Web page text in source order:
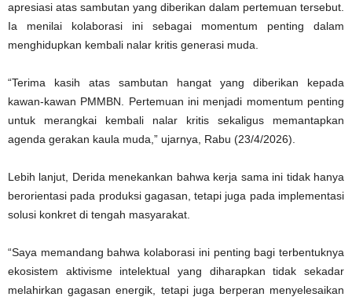
apresiasi atas sambutan yang diberikan dalam pertemuan tersebut.
Ia menilai kolaborasi ini sebagai momentum penting dalam
menghidupkan kembali nalar kritis generasi muda.
“Terima kasih atas sambutan hangat yang diberikan kepada
kawan-kawan PMMBN. Pertemuan ini menjadi momentum penting
untuk merangkai kembali nalar kritis sekaligus memantapkan
agenda gerakan kaula muda,” ujarnya, Rabu (23/4/2026).
Lebih lanjut, Derida menekankan bahwa kerja sama ini tidak hanya
berorientasi pada produksi gagasan, tetapi juga pada implementasi
solusi konkret di tengah masyarakat.
“Saya memandang bahwa kolaborasi ini penting bagi terbentuknya
ekosistem aktivisme intelektual yang diharapkan tidak sekadar
melahirkan gagasan energik, tetapi juga berperan menyelesaikan